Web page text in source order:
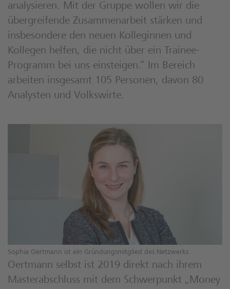
analysieren. Mit der Gruppe wollen wir die
übergreifende Zusammenarbeit stärken und
insbesondere den neuen Kolleginnen und
Kollegen helfen, die nicht über ein Trainee-
Programm bei uns einsteigen.“ Im Bereich
arbeiten insgesamt 105 Personen, davon 80
Analysten und Volkswirte.
Sophia Oertmann ist ein Gründungsmitglied des Netzwerks
Oertmann selbst ist 2019 direkt nach ihrem
Masterabschluss mit dem Schwerpunkt „Money